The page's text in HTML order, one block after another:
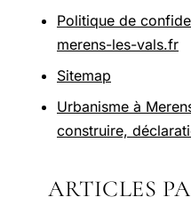
Politique de
merens-les-vals.fr
Sitemap
Urbanisme à
construire,
ARTICLES